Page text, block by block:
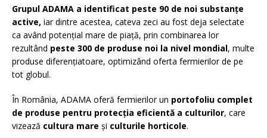
Grupul ADAMA a identificat peste 90 de noi substanțe
active, iar dintre acestea, cateva zeci au fost deja selectate
ca având potențial mare de piață, prin combinarea lor
rezultând peste 300 de produse noi la nivel mondial, multe
produse diferențiatoare, optimizând oferta fermierilor de pe
tot globul.
În România, ADAMA oferă fermierilor un portofoliu complet
de produse pentru protecția eficientă a culturilor, care
vizează cultura mare și culturile horticole.